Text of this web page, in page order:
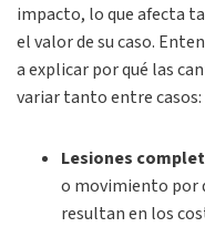
impacto, lo que afecta
el valor de su caso.
a explicar por qué las
variar tanto entre casos:
Lesiones
o movimiento por
resultan en los